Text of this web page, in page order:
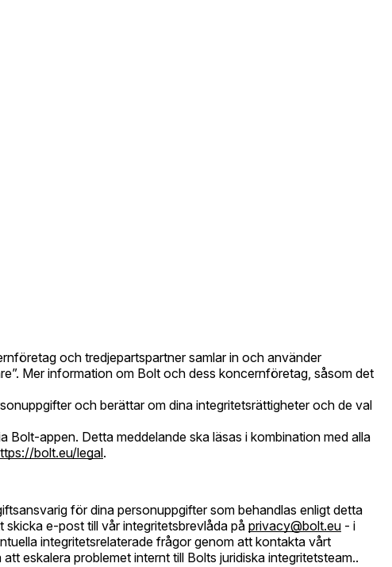
och tredjepartspartner samlar in och använder
Mer information om Bolt och dess koncernföretag, såsom det
och berättar om dina integritetsrättigheter och de val
appen. Detta meddelande ska läsas i kombination med alla
bolt.eu/legal.
för dina personuppgifter som behandlas enligt detta
e-post till vår integritetsbrevlåda på privacy@bolt.eu - i
integritetsrelaterade frågor genom att kontakta vårt
eskalera problemet internt till Bolts juridiska integritetsteam..